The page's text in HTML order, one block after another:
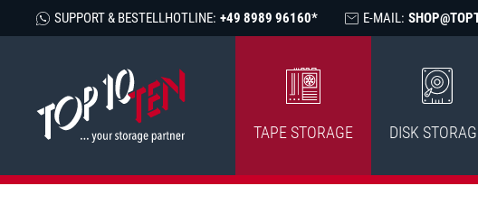
SUPPORT & BESTELLHOTLINE: +49 8989 96160* E-MAIL:
TAPE STORAGE DISK